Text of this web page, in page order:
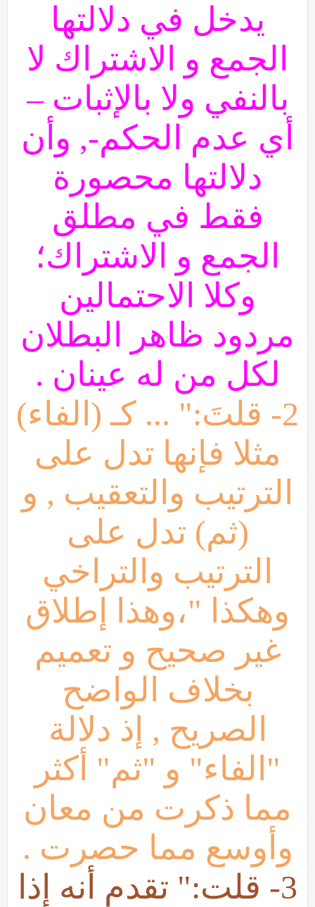
يدخل في دلالتها
الجمع و الاشتراك لا
بالنفي ولا بالإثبات –
أي عدم الحكم-, وأن
دلالتها محصورة
فقط في مطلق
الجمع و الاشتراك؛
وكلا الاحتمالين
مردود ظاهر البطلان
لكل من له عينان .
2- قلتَ:" ... كـ (الفاء)
مثلا فإنها تدل على
الترتيب والتعقيب , و
(ثم) تدل على
الترتيب والتراخي
وهكذا "،وهذا إطلاق
غير صحيح و تعميم
بخلاف الواضح
الصريح , إذ دلالة
"الفاء" و "ثم" أكثر
مما ذكرت من معان
وأوسع مما حصرت .
3- قلت:" تقدم أنه إذا